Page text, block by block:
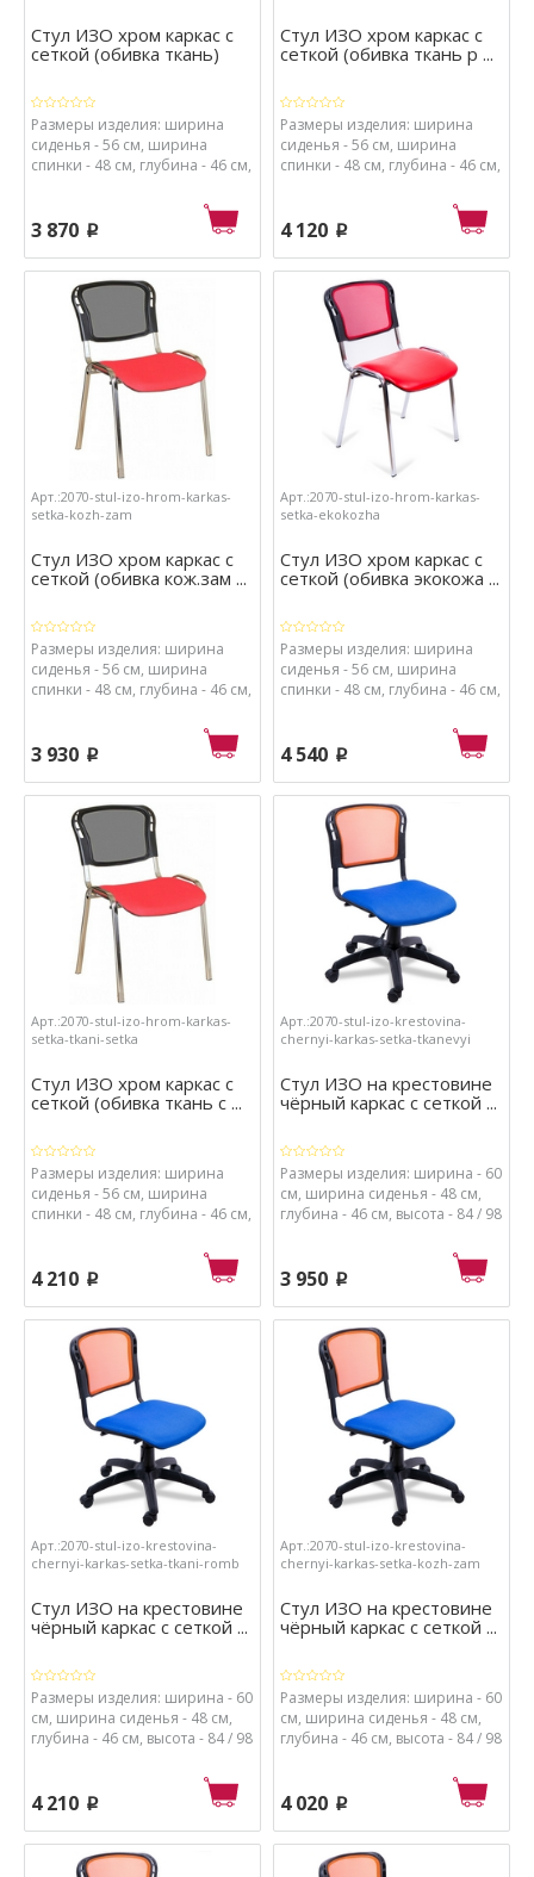
Стул ИЗО хром каркас с
сеткой (обивка ткань)
Размеры изделия: ширина
сиденья - 56 см, ширина
спинки - 48 см, глубина - 46 см,
до сиденья - 41 см. Материалы:
каркас - хромированный
пластик, обивка сиденья -
ткань, набивка сиденья -
поролон высокой плотности.
3 870 p
Стул ИЗО хром каркас с
сеткой (обивка ткань р ...
Размеры изделия: ширина
сиденья - 56 см, ширина
спинки - 48 см, глубина - 46 см,
до сиденья - 41 см. Материалы:
каркас - хромированный
пластик, обивка сиденья -
ткань, набивка сиденья -
поролон высокой плотности.
4 120 p
Арт.:2070-stul-izo-hrom-karkas-
setka-kozh-zam
Стул ИЗО хром каркас с
сеткой (обивка кож.зам ...
Размеры изделия: ширина
сиденья - 56 см, ширина
спинки - 48 см, глубина - 46 см,
до сиденья - 41 см. Материалы:
каркас - хромированный
пластик, обивка сиденья -
кож.зам., набивка сиденья -
поролон высокой плотности.
3 930 p
Арт.:2070-stul-izo-hrom-karkas-
setka-ekokozha
Стул ИЗО хром каркас с
сеткой (обивка экокожа ...
Размеры изделия: ширина
сиденья - 56 см, ширина
спинки - 48 см, глубина - 46 см,
до сиденья - 41 см. Материалы:
каркас - хромированный
пластик, обивка сиденья -
экокожа, набивка сиденья -
поролон высокой плотности.
4 540 p
Арт.:2070-stul-izo-hrom-karkas-
setka-tkani-setka
Стул ИЗО хром каркас с
сеткой (обивка ткань с ...
Размеры изделия: ширина
сиденья - 56 см, ширина
спинки - 48 см, глубина - 46 см,
до сиденья - 41 см. Материалы:
каркас - хромированный
пластик, обивка сиденья -
ткань сетка, набивка сиденья -
поролон высокой плотности.
4 210 p
Арт.:2070-stul-izo-krestovina-
chernyi-karkas-setka-tkanevyi
Стул ИЗО на крестовине
чёрный каркас с сеткой ...
Размеры изделия: ширина - 60
см, ширина сиденья - 48 см,
глубина - 46 см, высота - 84 / 98
- 48 / 62 см. Материалы: каркас
- металл с порошковым
ролики - пластик, спинка -
сетка и пластик, обивка
сиденья - ткань, набивка
сиденья - поролон высокой
плотности.
3 950 p
Арт.:2070-stul-izo-krestovina-
chernyi-karkas-setka-tkani-romb
Стул ИЗО на крестовине
чёрный каркас с сеткой ...
Размеры изделия: ширина - 60
см, ширина сиденья - 48 см,
глубина - 46 см, высота - 84 / 98
- 48 / 62 см. Материалы: каркас
- металл с порошковым
ролики - пластик, спинка -
сетка и пластик, обивка
4 210 p
Арт.:2070-stul-izo-krestovina-
chernyi-karkas-setka-kozh-zam
Стул ИЗО на крестовине
чёрный каркас с сеткой ...
Размеры изделия: ширина - 60
см, ширина сиденья - 48 см,
глубина - 46 см, высота - 84 / 98
- 48 / 62 см. Материалы: каркас
- металл с порошковым
ролики - пластик, спинка -
сетка и пластик, обивка
4 020 p